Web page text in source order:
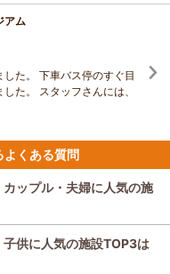
アム
た。 下車バス停のすぐ目
た。 スタッフさんには、
よくある質問
ップル・夫婦に人気の施
ップル・夫婦に人気の施
と茶屋 杵と臼、タカスサ
供に人気の施設TOP3は